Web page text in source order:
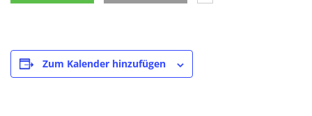
Zum Kalender hinzufügen